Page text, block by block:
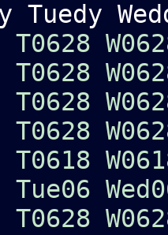
Tuedy
T0628 W062
T0628 W062
T0628 W062
T0628 W062
T0618 W06
Tue06
T0628 W062